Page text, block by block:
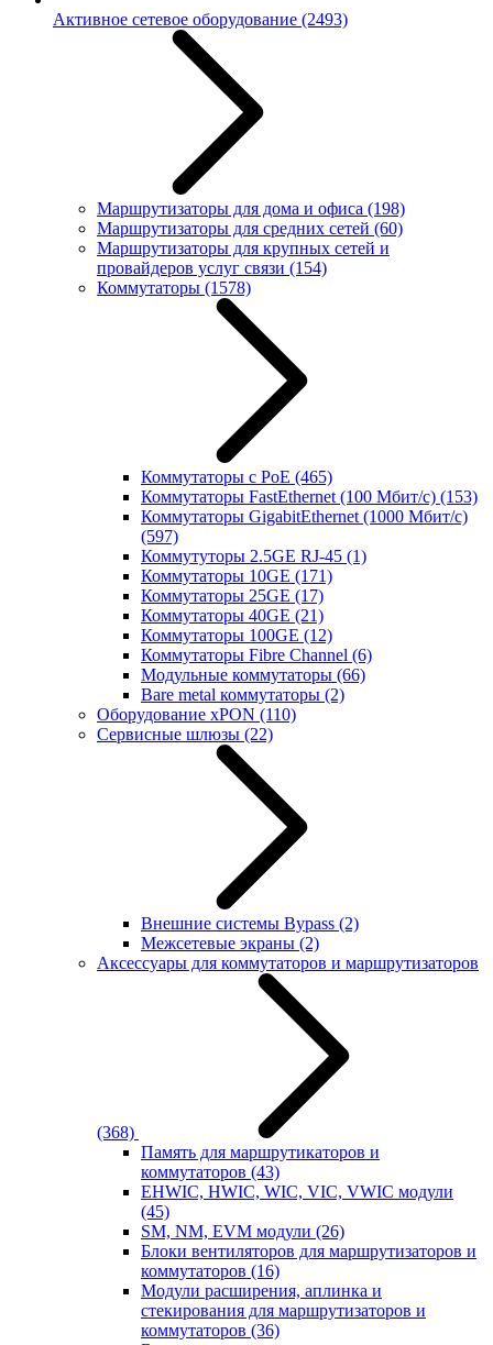
Активное сетевое оборудование (2493)
Маршрутизаторы для дома и офиса (198)
Маршрутизаторы для средних сетей (60)
Маршрутизаторы для крупных сетей и
провайдеров услуг связи (154)
Коммутаторы (1578)
Коммутаторы с PoE (465)
Коммутаторы FastEthernet (100 Мбит/с) (153)
Коммутаторы GigabitEthernet (1000 Мбит/с)
(597)
Коммутуторы 2.5GE RJ-45 (1)
Коммутаторы 10GE (171)
Коммутаторы 25GE (17)
Коммутаторы 40GE (21)
Коммутаторы 100GE (12)
Коммутаторы Fibre Channel (6)
Модульные коммутаторы (66)
Bare metal коммутаторы (2)
Оборудование xPON (110)
Сервисные шлюзы (22)
Внешние системы Bypass (2)
Межсетевые экраны (2)
Аксессуары для коммутаторов и маршрутизаторов
(368)
Память для маршрутикаторов и
коммутаторов (43)
EHWIC, HWIC, WIC, VIC, VWIC модули
(45)
SM, NM, EVM модули (26)
Блоки вентиляторов для маршрутизаторов и
коммутаторов (16)
Модули расширения, аплинка и
стекирования для маршрутизаторов и
коммутаторов (36)